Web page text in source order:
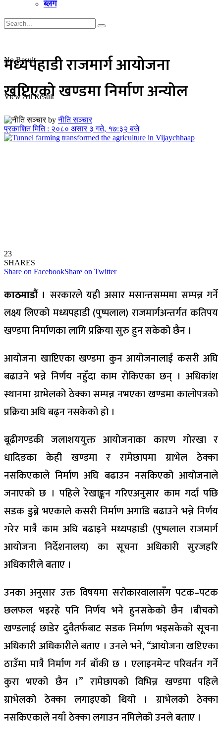
ब्लग
No Result
View All Result
मध्यपहाडी राजमार्ग आयोजना
खप्टिएको खण्डमा निर्माण अन्योल
by नीति सञ्चार
प्रकाशित मिति : २०८० असार ३ गते, १७:३२ बजे
23
SHARES
Share on FacebookShare on Twitter
काठमाडौं । सरकारले यही असार मसान्तसम्ममा सम्पन्न गर्ने
लक्ष्य लिएको मध्यपहाडी (पुष्पलाल) राजमार्गअन्तर्गत कतिपय
खण्डमा निर्माणका लागि प्रक्रिया सुरु हुन सकेको छैन ।
आयोजना खाप्टिएका खण्डमा कुन आयोजनालाई कसरी अघि
बढाउने भन्ने निर्णय नहुँदा काम रोकिएका छन् । अधिकांश
स्थानमा ग्राभेलको ठेक्का सम्पन्न नभएका खण्डमा कालोपत्रको
प्रक्रिया अघि बढ्न नसकेको हो ।
बूढीगण्डकी जलाशययुक्त आयोजनाका कारण गोरखा र
धादिङका केही खण्डमा र रामेछापमा ग्राभेल ठेक्का
नसकिएकाले निर्माण अघि बढाउन नसकिएको आयोजनाले
जनाएको छ । पहिले रेखाङ्कन गरिएअनुसार काम गर्दा पछि
सडक डुब्ने भएकाले कसरी निर्माण अगाडि बढाउने भन्ने निर्णय
गरेर मात्रै काम अघि बढाइने मध्यपहाडी (पुष्पलाल राजमार्ग
आयोजना निर्देशनालय) का सूचना अधिकारी सुरजहरि
अधिकारीले बताए ।
उनका अनुसार उक्त विषयमा सरोकारवालासँग पटक–पटक
छलफल भइरहे पनि निर्णय भने हुनसकेको छैन ।बीचको
खण्डलाई छाडेर दुवैतर्फबाट सडक निर्माण भइसकेको सूचना
अधिकारी अधिकारीले बताए । उनले भने, “आयोजना खप्टिएका
ठाउँमा मात्रै निर्माण गर्न बाँकी छ । एलाइनमेन्ट परिवर्तन गर्ने
कुरा भएको छैन ।” रामेछापको विभिन्न खण्डमा पहिले
ग्राभेलको ठेक्का लगाइएको थियो । ग्राभेलको ठेक्का
नसकिएकाले नयाँ ठेक्का लगाउन नमिलेको उनले बताए ।